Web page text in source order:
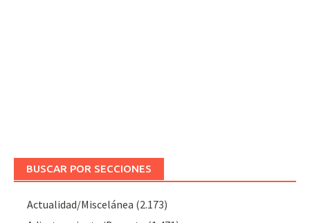
BUSCAR POR SECCIONES
Actualidad/Miscelánea (2.173)